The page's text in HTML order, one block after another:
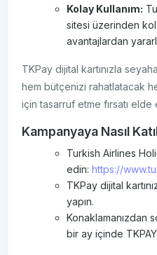
Kolay Kullanım:
sitesi üzerinden
avantajlardan
TKPay dijital kartınızla
hem bütçenizi rahatlatacak
için tasarruf etme fırsatı
Kampanyaya Nasıl
Turkish Airlines
edin:https://
TKPay dijital
yapın.
Konaklamanızdan
bir ay içinde